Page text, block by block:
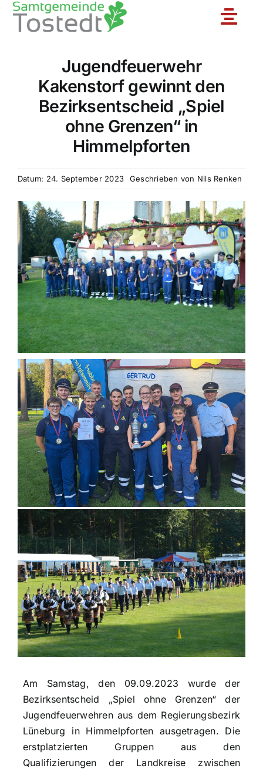
Zum
Toggle
Unsere Feuerwehr
Ortsfeuerwehren
Jugendfeuerwehr
Einsatzberichte
Einsatzticker
Jugendfeuerwehr
Kakenstorf gewinnt den
Bezirksentscheid „Spiel
ohne Grenzen“ in
Himmelpforten
Datum: 24. September 2023 Geschrieben von Nils Renken
Am Samstag, den 09.09.2023 wurde der
Bezirksentscheid „Spiel ohne Grenzen“ der
Jugendfeuerwehren aus dem Regierungsbezirk
Lüneburg in Himmelpforten ausgetragen. Die
erstplatzierten Gruppen aus den
Qualifizierungen der Landkreise zwischen